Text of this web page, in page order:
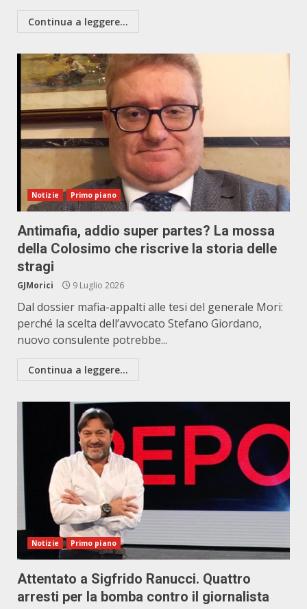
Continua a leggere...
Notizie Primo piano
Antimafia, addio super partes? La mossa
della Colosimo che riscrive la storia delle
stragi
GJMorici 9 Luglio 2026
Dal dossier mafia-appalti alle tesi del generale Mori:
perché la scelta dell’avvocato Stefano Giordano,
nuovo consulente potrebbe...
Continua a leggere...
Notizie Primo piano
Attentato a Sigfrido Ranucci. Quattro
arresti per la bomba contro il giornalista